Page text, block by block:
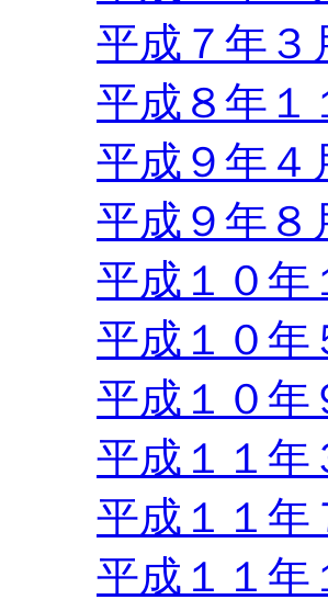
平成７年
平成８年
平成９年
平成９年
平成１０
平成１０
平成１０
平成１１
平成１１
平成１１